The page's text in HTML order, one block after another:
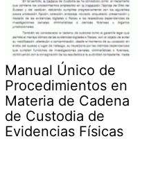
Manual Único de
Procedimientos en
Materia de Cadena
de Custodia de
Evidencias Físicas